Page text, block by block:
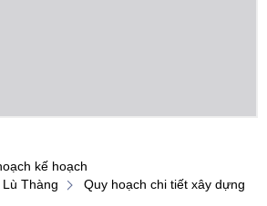
kế hoạch
Thàng
Quy hoạch chi tiết xây dựng